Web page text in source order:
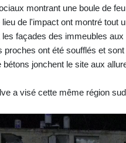
montrant une boule de
de l'impact ont montré tout
façades des immeubles
proches ont été soufflés et
jonchent le site aux
a visé cette même région